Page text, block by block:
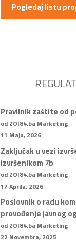
Pogledaj listu
Pravilnik zaštite od
od ZOI84.ba Marketing
11 Maja, 2026
Zaključak u vezi
izvršenikom 7b
od ZOI84.ba Marketing
17 Aprila, 2026
Poslovnik o radu
provođenje javnog
od ZOI84.ba Marketing
22 Novembra, 2025